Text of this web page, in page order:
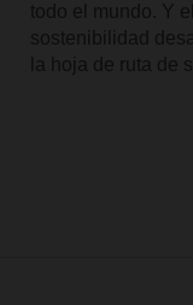
todo el mundo. Y
sostenibilidad
la hoja de ruta de